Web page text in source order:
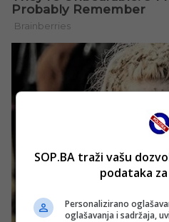
SOP.BA traži vašu
podataka
Personalizirano
oglašavanja i sadržaja,